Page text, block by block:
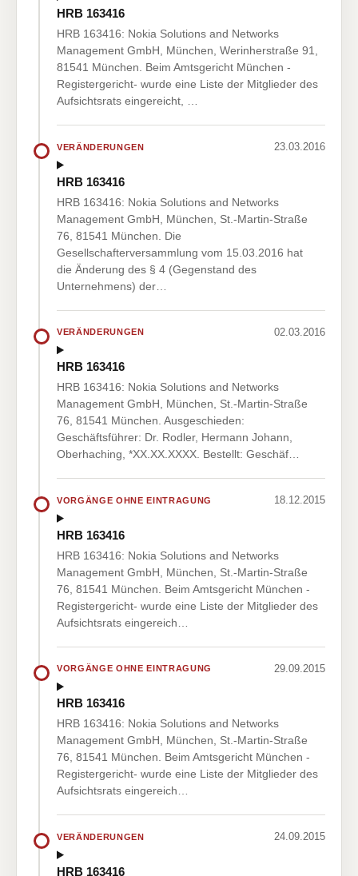
HRB 163416
HRB 163416: Nokia Solutions and Networks
Management GmbH, München, Werinherstraße 91,
81541 München. Beim Amtsgericht München -
Registergericht- wurde eine Liste der Mitglieder des
Aufsichtsrats eingereicht, …
VERÄNDERUNGEN 23.03.2016
HRB 163416
HRB 163416: Nokia Solutions and Networks
Management GmbH, München, St.-Martin-Straße
76, 81541 München. Die
Gesellschafterversammlung vom 15.03.2016 hat
die Änderung des § 4 (Gegenstand des
Unternehmens) der…
VERÄNDERUNGEN 02.03.2016
HRB 163416
HRB 163416: Nokia Solutions and Networks
Management GmbH, München, St.-Martin-Straße
76, 81541 München. Ausgeschieden:
Geschäftsführer: Dr. Rodler, Hermann Johann,
Oberhaching, *XX.XX.XXXX. Bestellt: Geschäf…
VORGÄNGE OHNE EINTRAGUNG 18.12.2015
HRB 163416
HRB 163416: Nokia Solutions and Networks
Management GmbH, München, St.-Martin-Straße
76, 81541 München. Beim Amtsgericht München -
Registergericht- wurde eine Liste der Mitglieder des
Aufsichtsrats eingereich…
VORGÄNGE OHNE EINTRAGUNG 29.09.2015
HRB 163416
HRB 163416: Nokia Solutions and Networks
Management GmbH, München, St.-Martin-Straße
76, 81541 München. Beim Amtsgericht München -
Registergericht- wurde eine Liste der Mitglieder des
Aufsichtsrats eingereich…
VERÄNDERUNGEN 24.09.2015
HRB 163416